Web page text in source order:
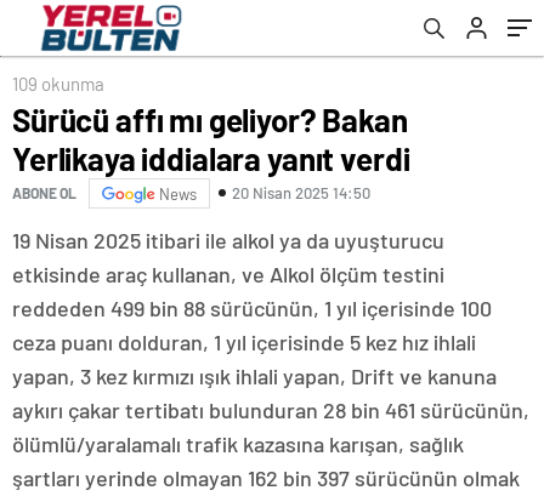
109 okunma
Sürücü affı mı geliyor? Bakan
Yerlikaya iddialara yanıt verdi
ABONE OL News 20 Nisan 2025 14:50
19 Nisan 2025 itibari ile alkol ya da uyuşturucu
etkisinde araç kullanan, ve Alkol ölçüm testini
reddeden 499 bin 88 sürücünün, 1 yıl içerisinde 100
ceza puanı dolduran, 1 yıl içerisinde 5 kez hız ihlali
yapan, 3 kez kırmızı ışık ihlali yapan, Drift ve kanuna
aykırı çakar tertibatı bulunduran 28 bin 461 sürücünün,
ölümlü/yaralamalı trafik kazasına karışan, sağlık
şartları yerinde olmayan 162 bin 397 sürücünün olmak